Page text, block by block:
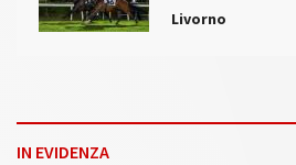
Livorno
IN EVIDENZA